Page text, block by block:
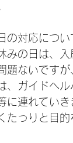
の対応につい
の日は、入
ないですが
ガイドヘル
連れていき
っりと目的